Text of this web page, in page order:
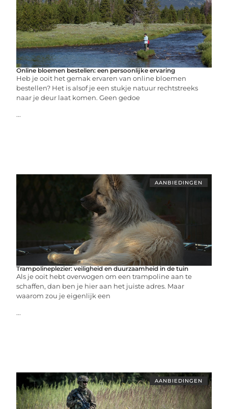
Online bloemen bestellen: een persoonlijke ervaring
Heb je ooit het gemak ervaren van online bloemen
bestellen? Het is alsof je een stukje natuur rechtstreeks
naar je deur laat komen. Geen gedoe
...
AANBIEDINGEN
Trampolineplezier: veiligheid en duurzaamheid in de tuin
Als je ooit hebt overwogen om een trampoline aan te
schaffen, dan ben je hier aan het juiste adres. Maar
waarom zou je eigenlijk een
...
AANBIEDINGEN